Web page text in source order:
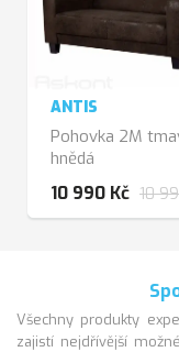
ANTIS
Pohovka 2M
hnědá
10 990 Kč 10
Všechny produkty
zajistí nejdřívější